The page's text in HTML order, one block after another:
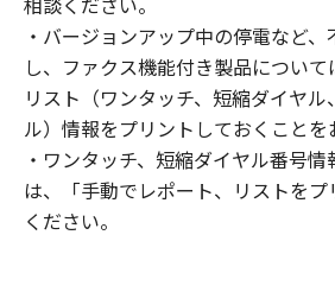
・バージョンアップ中の停電など
し、ファクス機能付き製品につい
リスト（ワンタッチ、短縮ダイヤル
ル）情報をプリントしておくことを
・ワンタッチ、短縮ダイヤル番号
は、「手動でレポート、リストを
ください。